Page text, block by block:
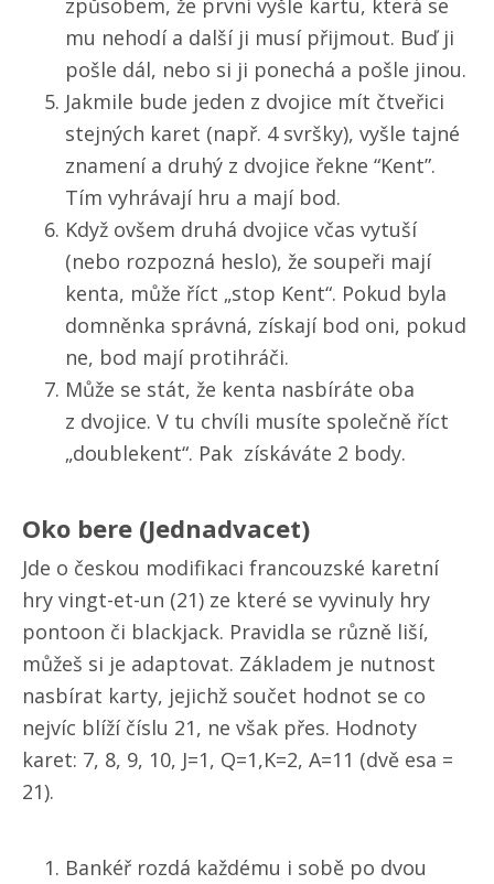
mu nehodí a další ji musí přijmout. Buď ji
pošle dál, nebo si ji ponechá a pošle jinou.
Jakmile bude jeden z dvojice mít čtveřici
stejných karet (např. 4 svršky), vyšle tajné
znamení a druhý z dvojice řekne “Kent”.
Tím vyhrávají hru a mají bod.
Když ovšem druhá dvojice včas vytuší
(nebo rozpozná heslo), že soupeři mají
kenta, může říct „stop Kent“. Pokud byla
domněnka správná, získají bod oni, pokud
ne, bod mají protihráči.
Může se stát, že kenta nasbíráte oba
z dvojice. V tu chvíli musíte společně říct
„doublekent“. Pak získáváte 2 body.
Oko bere (Jednadvacet)
Jde o českou modifikaci francouzské karetní
hry vingt-et-un (21) ze které se vyvinuly hry
pontoon či blackjack. Pravidla se různě liší,
můžeš si je adaptovat. Základem je nutnost
nasbírat karty, jejichž součet hodnot se co
nejvíc blíží číslu 21, ne však přes. Hodnoty
karet: 7, 8, 9, 10, J=1, Q=1,K=2, A=11 (dvě esa =
21).
Bankéř rozdá každému i sobě po dvou